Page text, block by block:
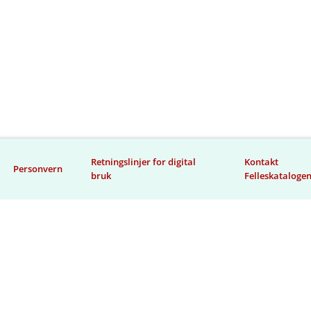
Personvern
Retningslinjer for digital
bruk
Kontakt
Felleskatalogen